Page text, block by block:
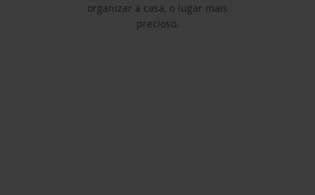
organizar a casa, o lugar mais
precioso.